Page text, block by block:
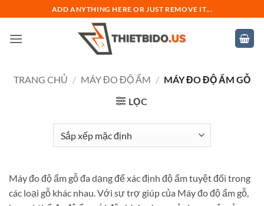
qua
nội
ADD ANYTHING HERE OR JUST REMOVE IT...
TRANG CHỦ / MÁY ĐO ĐỘ ẨM / MÁY ĐO ĐỘ ẨM GỖ
LỌC
Máy đo độ ẩm gỗ đa dạng để xác định độ ẩm tuyệt đối trong
các loại gỗ khác nhau. Với sự trợ giúp của Máy đo độ ẩm gỗ,